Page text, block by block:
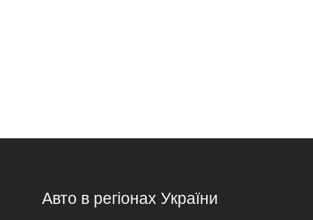
Авто в регіонах України